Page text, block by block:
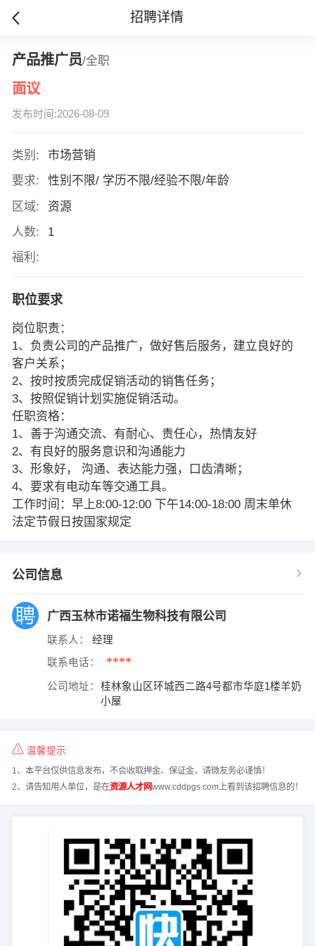
招聘详情
产品推广员/全职
面议
发布时间:2026-08-09
类别:
市场营销
要求:
性别不限/ 学历不限/经验不限/年龄
区域:
资源
人数:
1
福利:
职位要求
岗位职责：
1、负责公司的产品推广，做好售后服务，建立良好的
客户关系；
2、按时按质完成促销活动的销售任务；
3、按照促销计划实施促销活动。
任职资格：
1、善于沟通交流、有耐心、责任心，热情友好
2、有良好的服务意识和沟通能力
3、形象好， 沟通、表达能力强，口齿清晰；
4、要求有电动车等交通工具。
工作时间：早上8:00-12:00 下午14:00-18:00 周末单休
法定节假日按国家规定
公司信息
广西玉林市诺福生物科技有限公司
联系人： 经理
联系电话： ****
公司地址：
桂林象山区环城西二路4号都市华庭1楼羊奶
小屋
温馨提示
1、本平台仅供信息发布，不会收取押金、保证金，请微友务必谨慎！
2、请告知用人单位，是在资源人才网www.cddpgs.com上看到该招聘信息的！